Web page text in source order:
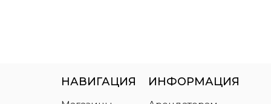
НАВИГАЦИЯ ИНФОРМАЦИЯ